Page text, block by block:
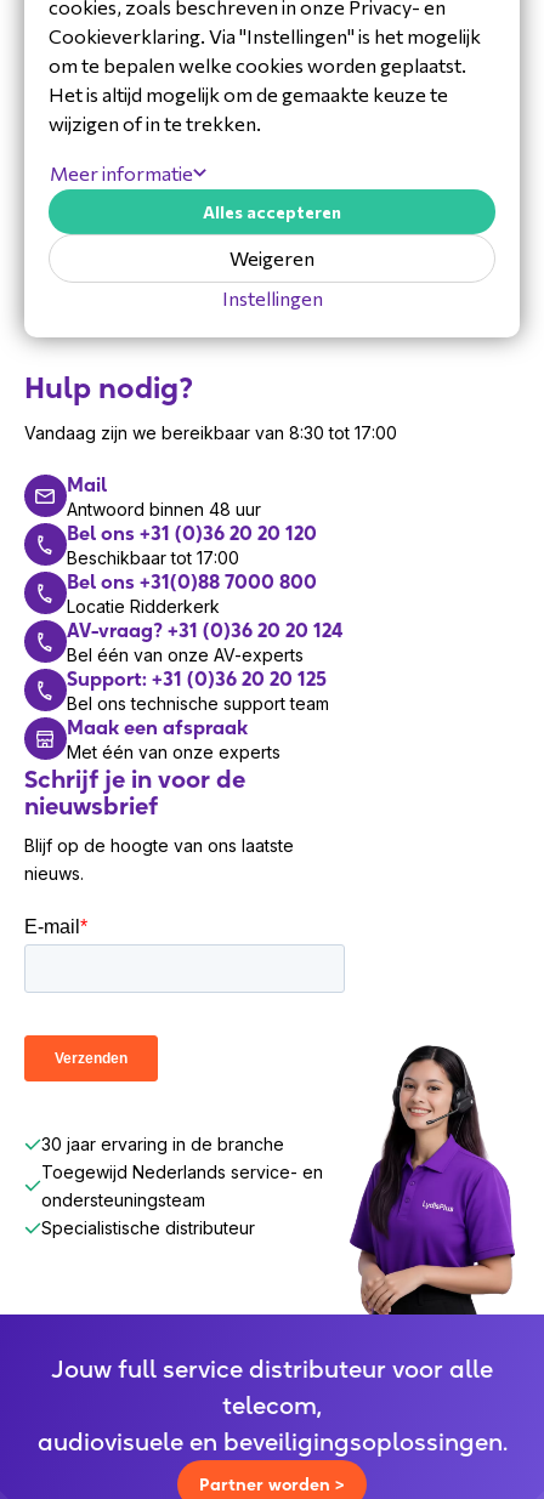
Beknopte installatiehandleiding
Specificaties Algo 8305 Multi
Interface IP Paging Adapter
Type: IP paging adapter
Meerdere interfaceopties
Integratie van analoge pagingapparatuur
Geschikt voor professionele audio-
Compact ontwerp
communicatie
Garantie Algo
De Algo 8305 Multi Interface IP Paging Adapter
fabrieksgarantie van Algo.
Algo
Algo ontwikkelt IP-gebaseerde audio- en
communicatieoplossingen voor paging,
noodmeldingen, intercom en zakelijke
communicatie. Het merk levert betrouwbare
netwerkoplossingen voor kantoren,
zorginstellingen, scholen en industriële locaties.
Wil je ook onze oplossingen
verkopen?
Meld je hier aan
merken.
Hulp nodig?
Vandaag zijn we bereikbaar van 8:30 tot 17:00
Mail
Antwoord binnen 48 uur
Bel ons +31 (0)36 20 20 120
Beschikbaar tot 17:00
Bel ons +31(0)88 7000 800
Locatie Ridderkerk
AV-vraag? +31 (0)36 20 20 124
Bel één van onze AV-experts
Support: +31 (0)36 20 20 125
Bel ons technische support team
Maak een afspraak
Met één van onze experts
Schrijf je in voor de
nieuwsbrief
Blijf op de hoogte van ons laatste
nieuws.
30 jaar ervaring in de branche
Toegewijd Nederlands service- en
ondersteuningsteam
Specialistische distributeur
Jouw full service distributeur voor alle
telecom,
audiovisuele en beveiligingsoplossingen.
Partner worden >
cookies, zoals beschreven in onze Privacy- en
Cookieverklaring. Via "Instellingen" is het mogelijk
om te bepalen welke cookies worden geplaatst.
Het is altijd mogelijk om de gemaakte keuze te
wijzigen of in te trekken.
Meer informatie
Instellingen
Weigeren
Alles accepteren